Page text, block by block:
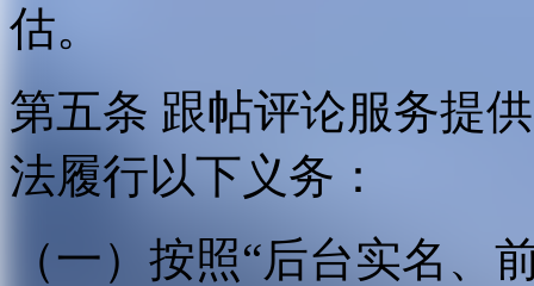
估。
第五条 跟帖评论服务提
法履行以下义务：
（一）按照“后台实名、